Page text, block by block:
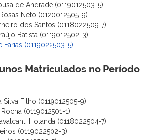
de Andrade (0119012503-5)
Neto (0120012505-9)
dos Santos (0118022509-7)
Batista (0119012502-3)
(0119022503-5)
Matriculados no Período
Filho (0119012505-9)
(0119012501-1)
Holanda (0118022504-7)
(0119022502-3)